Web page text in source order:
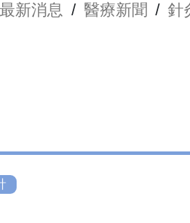
最新消息 / 醫療新聞 / 針